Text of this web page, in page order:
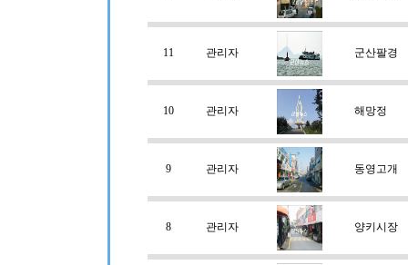
11 관리자 군산팔경
10 관리자 해망정
9 관리자 동영고개
8 관리자 양키시장